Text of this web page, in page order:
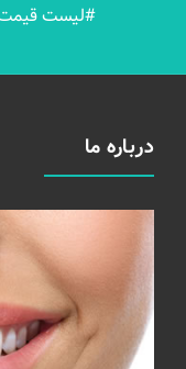
#لیست قیمت
درباره ما